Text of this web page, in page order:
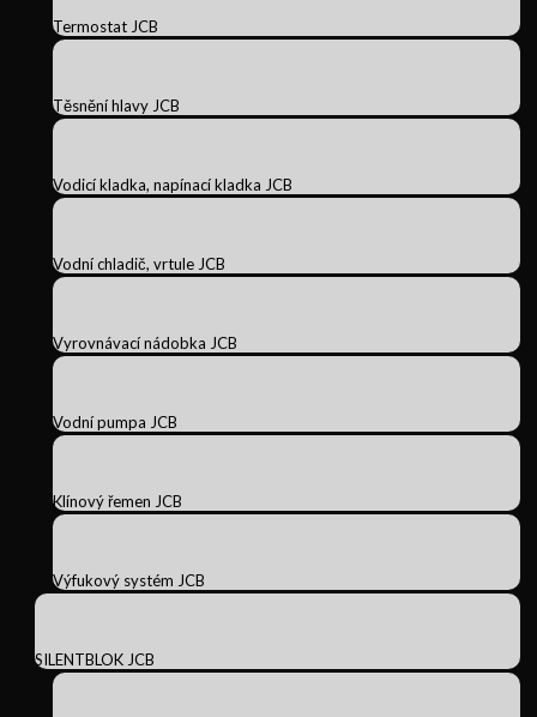
Termostat JCB
Těsnění hlavy JCB
Vodicí kladka, napínací kladka JCB
Vodní chladič, vrtule JCB
Vyrovnávací nádobka JCB
Vodní pumpa JCB
Klínový řemen JCB
Výfukový systém JCB
SILENTBLOK JCB